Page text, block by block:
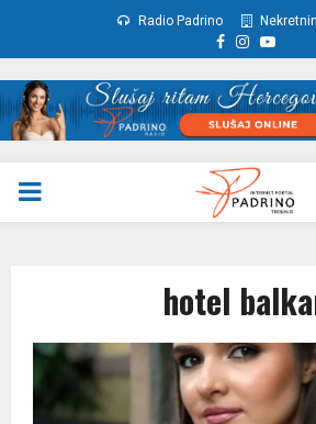
Radio Padrino
Facebook
Instagram
PRIMARY
hotel